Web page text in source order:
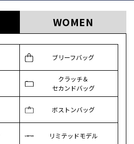
WOMEN
ブリーフバッグ
クラッチ＆
セカンドバッグ
ボストンバッグ
リミテッドモデル